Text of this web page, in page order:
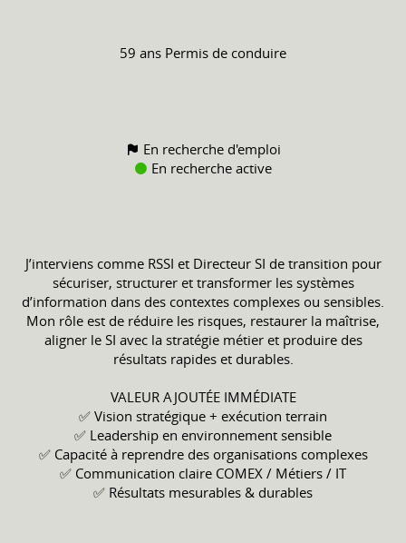
59 ans Permis de conduire
En recherche d'emploi
En recherche active
J’interviens comme RSSI et Directeur SI de transition pour
sécuriser, structurer et transformer les systèmes
d’information dans des contextes complexes ou sensibles.
Mon rôle est de réduire les risques, restaurer la maîtrise,
aligner le SI avec la stratégie métier et produire des
résultats rapides et durables.
VALEUR AJOUTÉE IMMÉDIATE
✅ Vision stratégique + exécution terrain
✅ Leadership en environnement sensible
✅ Capacité à reprendre des organisations complexes
✅ Communication claire COMEX / Métiers / IT
✅ Résultats mesurables & durables